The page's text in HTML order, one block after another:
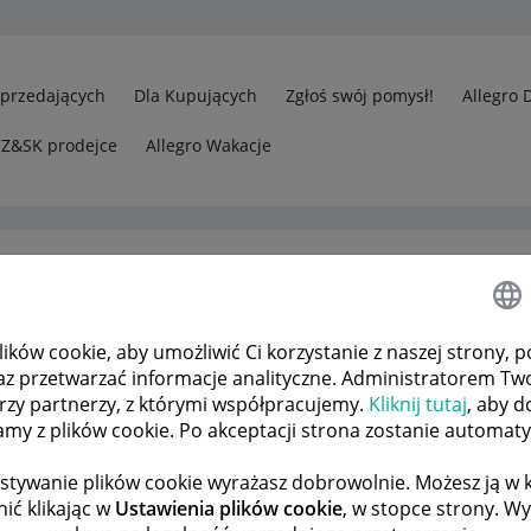
cookie, aby umożliwić Ci korzystanie z naszej strony,
przetwarzać informacje analityczne. Administratorem
partnerzy, z którymi współpracujemy. Kliknij tutaj, aby
z plików cookie. Po akceptacji strona zostanie
plików cookie wyrażasz dobrowolnie. Możesz ją w
klikając wUstawienia plików cookie, w stopce strony.
Dla Kupujących Zgłoś swój pomysł! Allegro
prodejce Allegro Wakacje
Odp.: Allegro świadomie pozwala na komentarz który
POPRZEDNIA NASTĘPNA